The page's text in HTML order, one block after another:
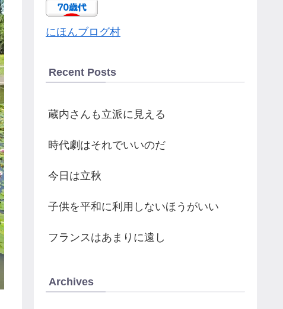
にほんブログ村
Recent Posts
蔵内さんも立派に見える
時代劇はそれでいいのだ
今日は立秋
子供を平和に利用しないほうがいい
フランスはあまりに遠し
Archives